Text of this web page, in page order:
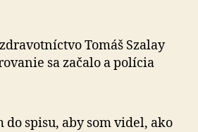
Tomáš Szalay
sa začalo a polícia
do spisu, aby som videl, ako